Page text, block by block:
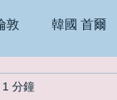
敦 韓國 首爾
分鐘